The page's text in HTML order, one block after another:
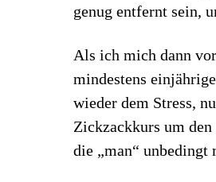
genug entfernt sein,
Als ich mich dann
mindestens
wieder dem Stress,
Zickzackkurs um
die „man“ unbedingt